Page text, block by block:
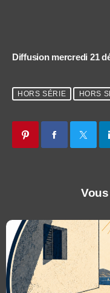
Diffusion mercredi 21
HORS SÉRIE HORS